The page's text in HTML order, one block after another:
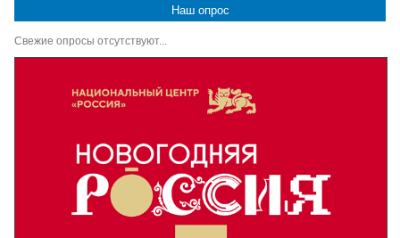
Наш опрос
Свежие опросы отсутствуют...